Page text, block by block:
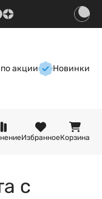
акции Новинки
ИзбранноеКорзина
с